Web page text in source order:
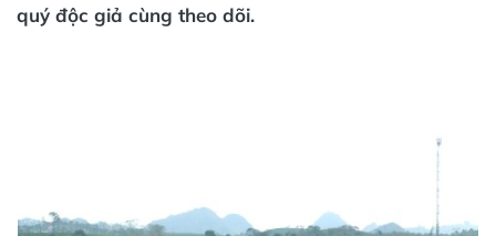
quý độc giả cùng theo dõi.